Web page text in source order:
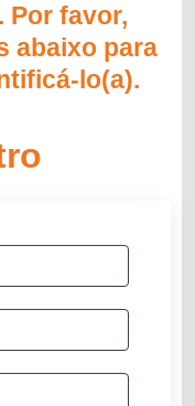
Por favor,
abaixo para
lo(a).